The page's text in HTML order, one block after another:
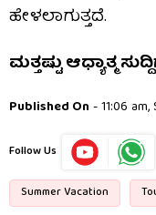
ಹೇಳಲಾಗುತ್ತದೆ.
ಮತ್ತಷ್ಟು ಆಧ್ಯಾತ್ಮ
Published On - 11:06
Follow Us
Summer Vacation